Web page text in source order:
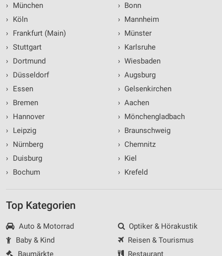
›
München
›
Köln
›
Frankfurt (Main)
› Stuttgart
›
Dortmund
›
Düsseldorf
›
Essen
›
Bremen
›
Hannover
›
Leipzig
›
Nürnberg
›
Duisburg
›
Bochum
› Bonn
› Mannheim
› Münster
› Karlsruhe
› Wiesbaden
› Augsburg
› Gelsenkirchen
› Aachen
› Mönchengladbach
› Braunschweig
› Chemnitz
› Kiel
› Krefeld
Top Kategorien
Auto & Motorrad
Baby & Kind
Baumärkte
Optiker & Hörakustik
Reisen & Tourismus
Restaurant